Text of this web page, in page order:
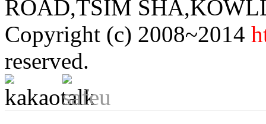
ROAD,TSIM
Copyright (c) 2008~2014
reserved.